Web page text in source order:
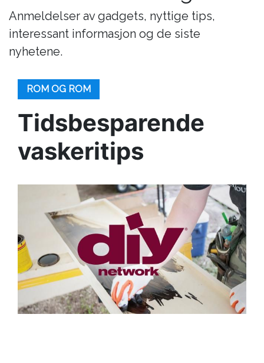
Anmeldelser av gadgets, nyttige tips,
interessant informasjon og de siste
nyhetene.
ROM OG ROM
Tidsbesparende
vaskeritips